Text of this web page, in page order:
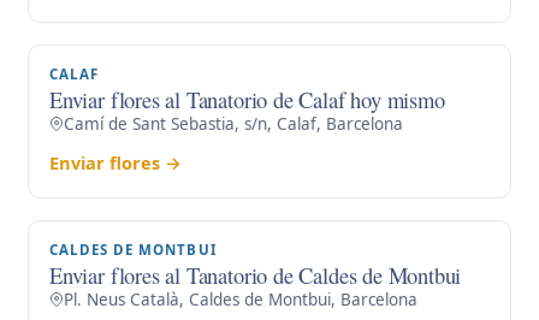
CALAF
Enviar flores al Tanatorio de Calaf hoy mismo
Camí de Sant Sebastia, s/n, Calaf, Barcelona
Enviar flores →
CALDES DE MONTBUI
Enviar flores al Tanatorio de Caldes de Montbui
Pl. Neus Català, Caldes de Montbui, Barcelona